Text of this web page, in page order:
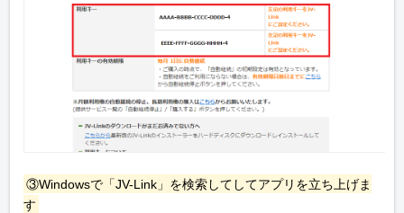
③Windowsで「JV-Link」を検索してしてアプリを立ち上げま
す